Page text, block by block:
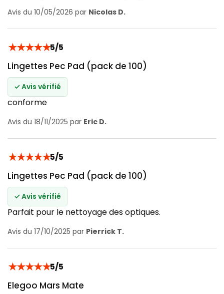
Avis du 10/05/2026 par Nicolas D.
★★★★★5/5
Lingettes Pec Pad (pack de 100)
✓ Avis vérifié
conforme
Avis du 18/11/2025 par Eric D.
★★★★★5/5
Lingettes Pec Pad (pack de 100)
✓ Avis vérifié
Parfait pour le nettoyage des optiques.
Avis du 17/10/2025 par Pierrick T.
★★★★★5/5
Elegoo Mars Mate